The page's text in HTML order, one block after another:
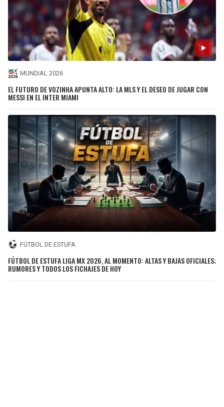
MUNDIAL 2026
EL FUTURO DE VOZINHA APUNTA ALTO: LA MLS Y EL DESEO DE JUGAR CON
MESSI EN EL INTER MIAMI
FÚTBOL DE ESTUFA
FÚTBOL DE ESTUFA LIGA MX 2026, AL MOMENTO: ALTAS Y BAJAS OFICIALES;
RUMORES Y TODOS LOS FICHAJES DE HOY